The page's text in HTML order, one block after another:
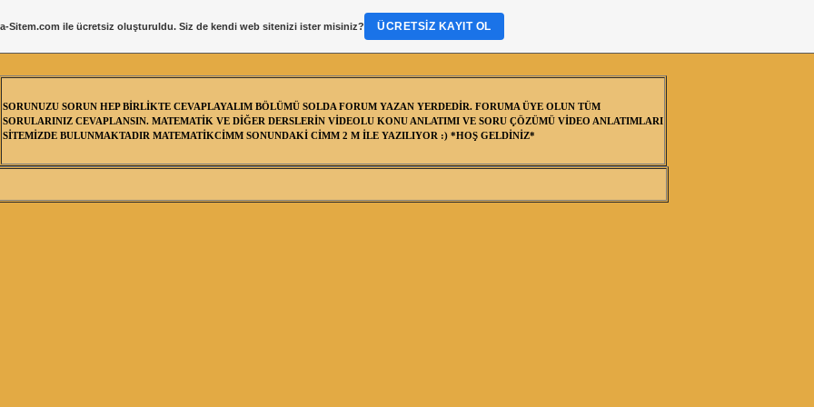
SORUNUZU SORUN HEP BİRLİKTE CEVAPLAYALIM BÖLÜMÜ SOLDA FORUM YAZAN YERDEDİR. FORUMA ÜYE OLUN TÜM
SORULARINIZ CEVAPLANSIN. MATEMATİK VE DİĞER DERSLERİN VİDEOLU KONU ANLATIMI VE SORU ÇÖZÜMÜ VİDEO ANLATIMLARI
SİTEMİZDE BULUNMAKTADIR MATEMATİKCİMM SONUNDAKİ CİMM 2 M İLE YAZILIYOR :) *HOŞ GELDİNİZ*
Sitem.com ile ücretsiz oluşturuldu. Siz de kendi web sitenizi ister misiniz? ÜCRETSIZ KAYIT OL